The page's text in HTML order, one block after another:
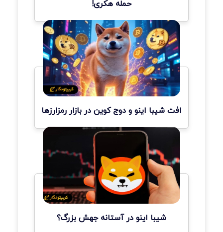
حمله هکری!
افت شیبا اینو و دوج کوین در بازار رمزارزها
شیبا اینو در آستانه جهش بزرگ؟